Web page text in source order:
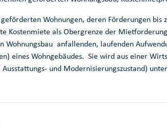
Wohnungen, deren Förderungen bis
Kostenmiete als Obergrenze der
Wohnungsbau anfallenden, laufenden
eines Wohngebäudes. Sie wird aus einer
Ausstattungs- und Modernisierungszustand)